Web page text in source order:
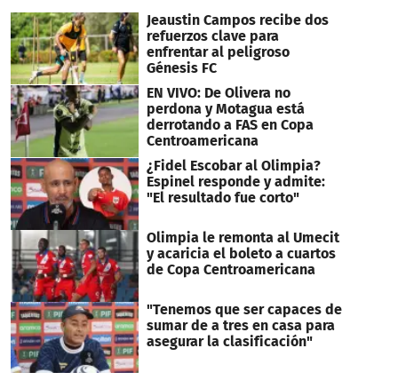
Jeaustin Campos recibe dos
refuerzos clave para
enfrentar al peligroso
Génesis FC
EN VIVO: De Olivera no
perdona y Motagua está
derrotando a FAS en Copa
Centroamericana
¿Fidel Escobar al Olimpia?
Espinel responde y admite:
"El resultado fue corto"
Olimpia le remonta al Umecit
y acaricia el boleto a cuartos
de Copa Centroamericana
"Tenemos que ser capaces de
sumar de a tres en casa para
asegurar la clasificación"